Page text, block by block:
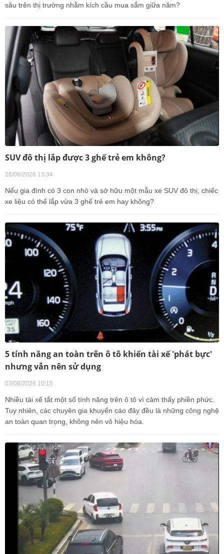
sâu trên thị trường nhằm kích cầu mua sắm giữa năm?
SUV đô thị lắp được 3 ghế trẻ em không?
26/06/2026 13:34
Nếu gia đình có 3 con nhỏ và sở hữu một mẫu xe SUV đô thị, chiếc
xe liệu có thể lắp vừa 3 ghế trẻ em hay không?
5 tính năng an toàn trên ô tô khiến tài xế 'phát bực'
nhưng vẫn nên sử dụng
03/08/2026 10:15
Nhiều tài xế tắt một số tính năng trên ô tô vì cảm thấy phiền phức.
Tuy nhiên, các chuyên gia khuyến cáo đây đều là những công nghệ
an toàn quan trọng, không nên vô hiệu hóa.